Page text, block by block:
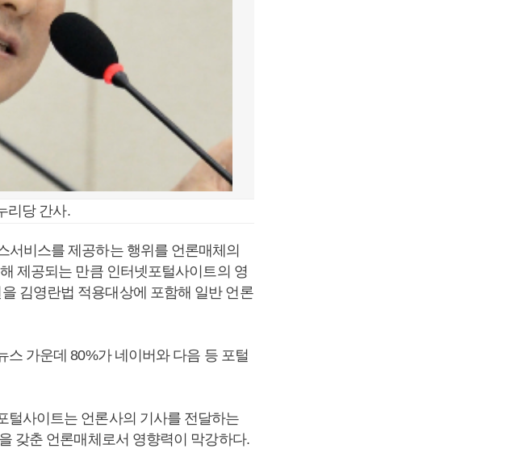
리당 간사.
서비스를 제공하는 행위를 언론매체의
제공되는 만큼 인터넷포털사이트의 영
김영란법 적용대상에 포함해 일반 언론
가운데 80%가 네이버와 다음 등 포털
털사이트는 언론사의 기사를 전달하는
갖춘 언론매체로서 영향력이 막강하다.